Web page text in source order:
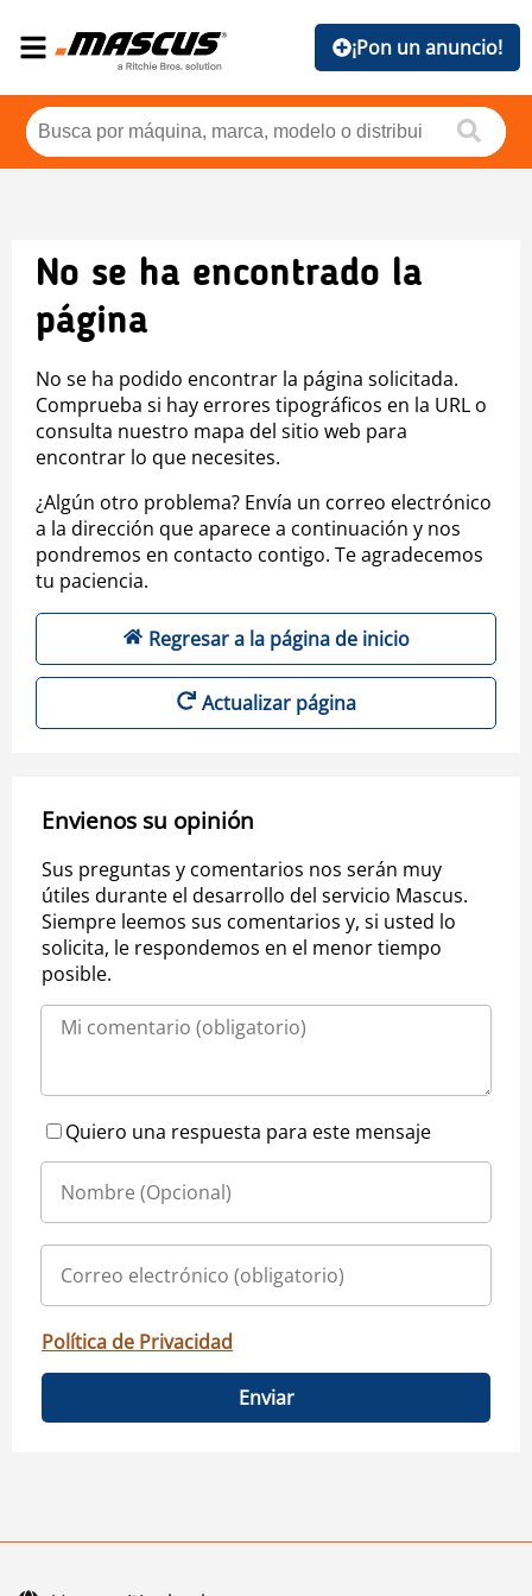
¡Pon un anuncio!
No se ha encontrado la
página
No se ha podido encontrar la página solicitada.
Comprueba si hay errores tipográficos en la URL o
consulta nuestro mapa del sitio web para
encontrar lo que necesites.
¿Algún otro problema? Envía un correo electrónico
a la dirección que aparece a continuación y nos
pondremos en contacto contigo. Te agradecemos
tu paciencia.
Regresar a la página de inicio
Actualizar página
Envienos su opinión
Sus preguntas y comentarios nos serán muy
útiles durante el desarrollo del servicio Mascus.
Siempre leemos sus comentarios y, si usted lo
solicita, le respondemos en el menor tiempo
posible.
Quiero una respuesta para este mensaje
Política de Privacidad
Enviar